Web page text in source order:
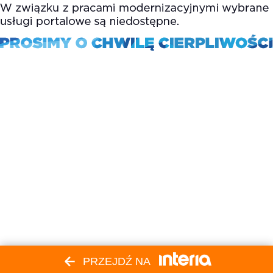
PRZEJDŹ NA